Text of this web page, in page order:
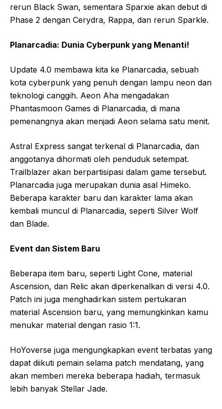
rerun Black Swan, sementara Sparxie akan debut di
Phase 2 dengan Cerydra, Rappa, dan rerun Sparkle.
Planarcadia: Dunia Cyberpunk yang Menanti!
Update 4.0 membawa kita ke Planarcadia, sebuah
kota cyberpunk yang penuh dengan lampu neon dan
teknologi canggih. Aeon Aha mengadakan
Phantasmoon Games di Planarcadia, di mana
pemenangnya akan menjadi Aeon selama satu menit.
Astral Express sangat terkenal di Planarcadia, dan
anggotanya dihormati oleh penduduk setempat.
Trailblazer akan berpartisipasi dalam game tersebut.
Planarcadia juga merupakan dunia asal Himeko.
Beberapa karakter baru dan karakter lama akan
kembali muncul di Planarcadia, seperti Silver Wolf
dan Blade.
Event dan Sistem Baru
Beberapa item baru, seperti Light Cone, material
Ascension, dan Relic akan diperkenalkan di versi 4.0.
Patch ini juga menghadirkan sistem pertukaran
material Ascension baru, yang memungkinkan kamu
menukar material dengan rasio 1:1.
HoYoverse juga mengungkapkan event terbatas yang
dapat diikuti pemain selama patch mendatang, yang
akan memberi mereka beberapa hadiah, termasuk
lebih banyak Stellar Jade.